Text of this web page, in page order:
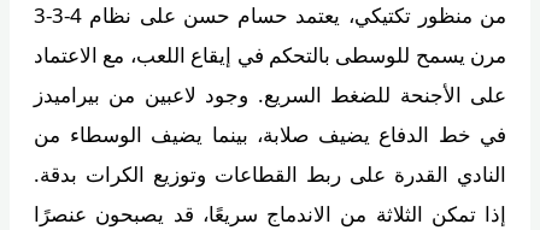
من منظور تكتيكي، يعتمد حسام حسن على نظام 4‑3‑3
مرن يسمح للوسطى بالتحكم في إيقاع اللعب، مع الاعتماد
على الأجنحة للضغط السريع. وجود لاعبين من بيراميدز
في خط الدفاع يضيف صلابة، بينما يضيف الوسطاء من
النادي القدرة على ربط القطاعات وتوزيع الكرات بدقة.
إذا تمكن الثلاثة من الاندماج سريعًا، قد يصبحون عنصرًا